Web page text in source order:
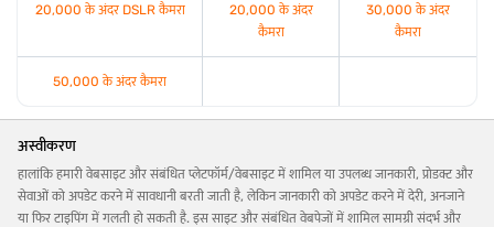
20,000 के अंदर DSLR कैमरा
20,000 के अंदर
कैमरा
30,000 के अंदर
कैमरा
50,000 के अंदर कैमरा
अस्वीकरण
हालांकि हमारी वेबसाइट और संबंधित प्लेटफॉर्म/वेबसाइट में शामिल या उपलब्ध जानकारी, प्रोडक्ट और
सेवाओं को अपडेट करने में सावधानी बरती जाती है, लेकिन जानकारी को अपडेट करने में देरी, अनजाने
या फिर टाइपिंग में गलती हो सकती है. इस साइट और संबंधित वेबपेजों में शामिल सामग्री संदर्भ और